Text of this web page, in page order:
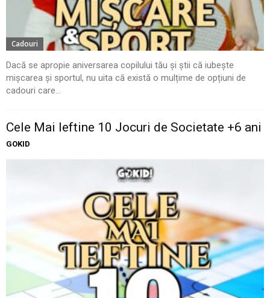
Cadouri
Dacă se apropie aniversarea copilului tău și știi că iubește
mișcarea și sportul, nu uita că există o mulțime de opțiuni de
cadouri care...
Cele Mai Ieftine 10 Jocuri de Societate +6 ani
GOKID